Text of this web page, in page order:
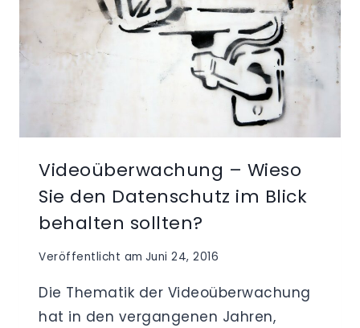
CAMS“
ERLAUBT?
Videoüberwachung – Wieso
Sie den Datenschutz im Blick
behalten sollten?
Veröffentlicht am Juni 24, 2016
Die Thematik der Videoüberwachung
hat in den vergangenen Jahren,